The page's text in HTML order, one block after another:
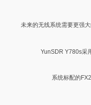
未来的无线系统需要更强
YunSDR Y780s采
系统标配的